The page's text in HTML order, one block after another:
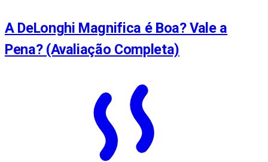
A DeLonghi Magnifica é Boa? Vale a
Pena? (Avaliação Completa)